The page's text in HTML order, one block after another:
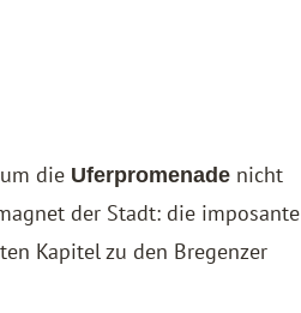
die Uferpromenade nicht
der Stadt: die imposante
Kapitel zu den Bregenzer